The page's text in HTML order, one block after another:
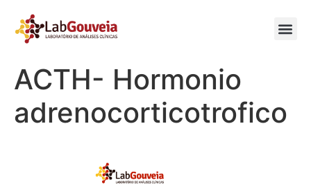
ACTH- Hormonio
adrenocorticotrofico